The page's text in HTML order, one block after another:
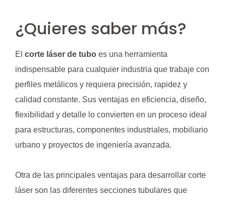
¿Quieres saber más?
El corte láser de tubo es una herramienta
indispensable para cualquier industria que trabaje con
perfiles metálicos y requiera precisión, rapidez y
calidad constante. Sus ventajas en eficiencia, diseño,
flexibilidad y detalle lo convierten en un proceso ideal
para estructuras, componentes industriales, mobiliario
urbano y proyectos de ingeniería avanzada.
Otra de las principales ventajas para desarrollar corte
láser son las diferentes secciones tubulares que